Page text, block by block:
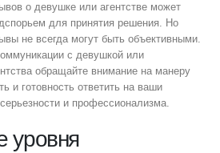
о девушке или агентстве может
для принятия решения. Но
не всегда могут быть объективными.
с девушкой или
обращайте внимание на манеру
и готовность ответить на ваши
и профессионализма.
уровня